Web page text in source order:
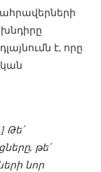
խնդիրը
է, որը
Թե՛
թե՛
նոր